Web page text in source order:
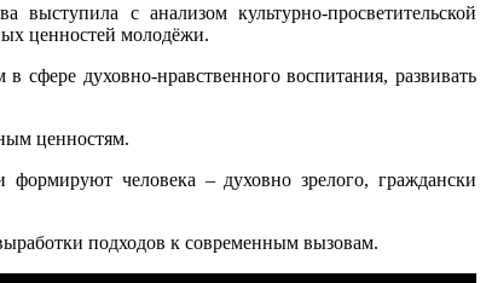
выступила с анализом культурно-просветительской
ценностей молодёжи.
духовно-нравственного воспитания, развивать
ценностям.
человека – духовно зрелого, граждански
подходов к современным вызовам.